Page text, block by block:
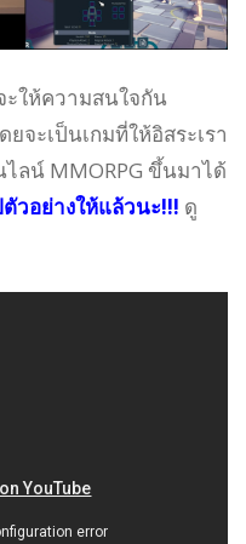
ะให้ความสนใจกัน
ยจะเป็นเกมที่ให้อิสระเรา
ลน์ MMORPG ขึ้นมาได้
วอย่างให้แล้วนะ!!! ดู